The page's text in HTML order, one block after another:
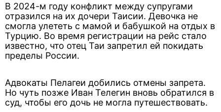
В 2024-м году конфликт между супругами
отразился на их дочери Таисии. Девочка не
смогла улететь с мамой и бабушкой на отдых в
Турцию. Во время регистрации на рейс стало
известно, что отец Таи запретил ей покидать
пределы России.
Адвокаты Пелагеи добились отмены запрета.
Но чуть позже Иван Телегин вновь обратился в
суд, чтобы его дочь не могла путешествовать.